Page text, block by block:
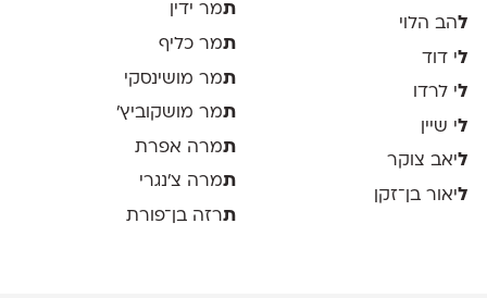
להב הלוי
לי דוד
לי לרדו
לי שיין
ליאב צוקר
ליאור בן־זקן
תמר ידין
תמר כליף
תמר מושינסקי
תמר מושקוביץ'
תמרה אפרת
תמרה צ׳נגרי
תרזה בן־פורת